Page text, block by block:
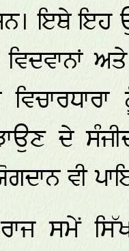
ਇਥੇ ਇਹ
ਦੇ
ਵੀ
ਸਮੇਂ